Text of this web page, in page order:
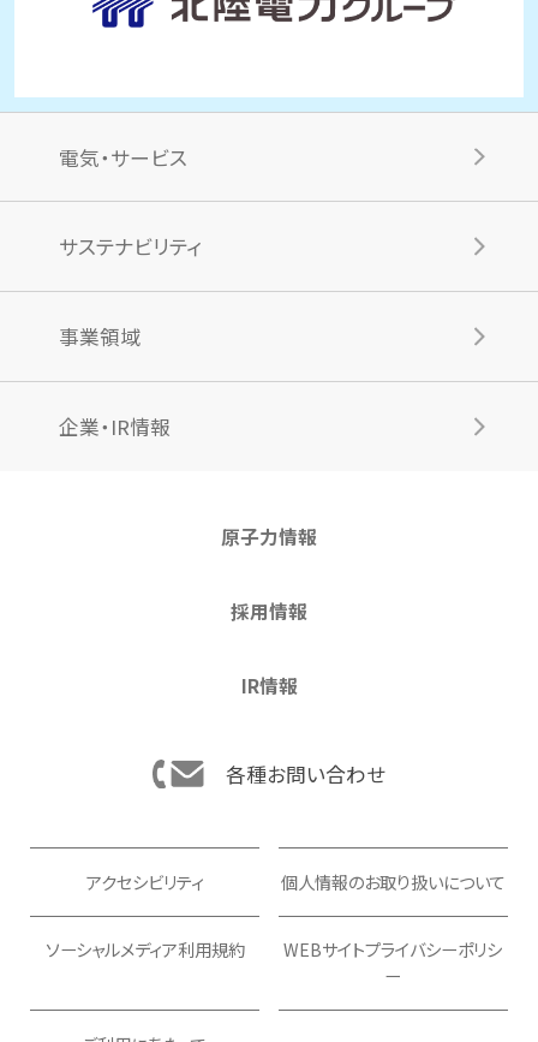
電気・サービス
サステナビリティ
事業領域
企業・IR情報
原子力情報
採用情報
IR情報
各種お問い合わせ
アクセシビリティ 個人情報のお取り扱いについて
ソーシャルメディア利用規約
WEBサイトプライバシーポリシ
ー